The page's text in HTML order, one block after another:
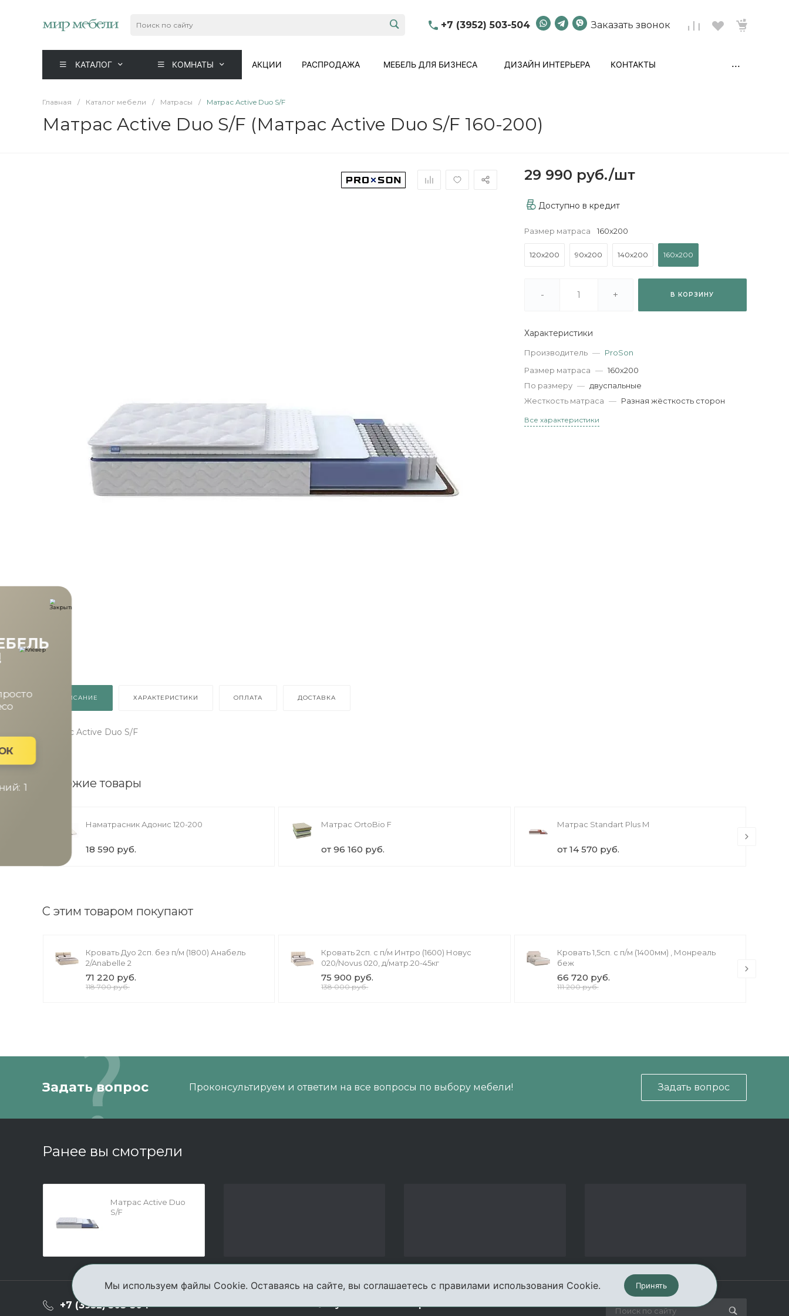
+7 (3952) 503-504 Заказать звонок
КАТАЛОГ КОМНАТЫ АКЦИИ РАСПРОДАЖА МЕБЕЛЬ ДЛЯ БИЗНЕСА ДИЗАЙН ИНТЕРЬЕРА КОНТАКТЫ ...
Главная / Каталог мебели / Матрасы / Матрас Active Duo S/F
Матрас Active Duo S/F (Матрас Active Duo S/F 160-200)
29 990 руб./шт
Доступно в кредит
Размер матраса 160х200
120х200 90х200 140х200 160х200
- + В КОРЗИНУ
Характеристики
Производитель — ProSon
Размер матраса — 160х200
По размеру — двуспальные
Жесткость матраса — Разная жёсткость сторон
Все характеристики
ОПИСАНИЕ ХАРАКТЕРИСТИКИ ОПЛАТА ДОСТАВКА
Матрас Active Duo S/F
Похожие товары
Наматрасник Адонис 120-200
18 590 руб.
Матрас OrtoBio F
от 96 160 руб.
Матрас Standart Plus M
от 14 570 руб.
С этим товаром покупают
Кровать Дуо 2сп. без п/м (1800) Анабель
2/Anabelle 2
71 220 руб.
118 700 руб.
Кровать 2сп. с п/м Интро (1600) Новус
020/Novus 020, д/матр.20-45кг
75 900 руб.
138 000 руб.
Кровать 1,5сп. с п/м (1400мм) , Монреаль
беж
66 720 руб.
111 200 руб.
Задать вопрос Проконсультируем и ответим на все вопросы по выбору мебели! Задать вопрос
Ранее вы смотрели
Матрас Active Duo
S/F
+7 (3952) 503-504 О компании Услуги Карта сайта Контакты
Получи подарок просто
Доступно вращений: 1
Мы используем файлы Cookie. Оставаясь на сайте, вы соглашаетесь с правилами использования Cookie. Принять